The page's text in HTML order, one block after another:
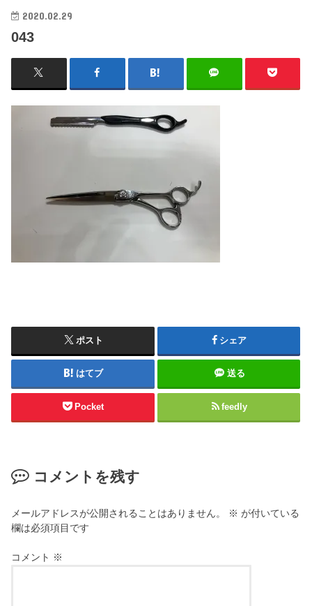
2020.02.29
043
ポスト シェア
はてブ 送る
Pocket feedly
コメントを残す
メールアドレスが公開されることはありません。 ※ が付いている
欄は必須項目です
コメント ※